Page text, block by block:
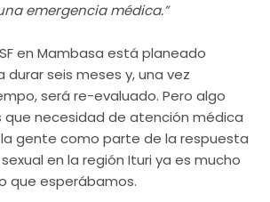
emergencia médica.”
en Mambasa está planeado
seis meses y, una vez
será re-evaluado. Pero algo
que necesidad de atención médica
gente como parte de la respuesta
en la región Ituri ya es mucho
que esperábamos.